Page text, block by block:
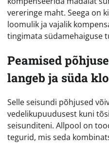
vereringe maht. Seega on
loomulik ja vajalik
tingimata südamehaiguse
Peamised
langeb ja süda
Selle seisundi põhjused
vedelikupuudusest kuni
seisunditeni. Allpool on
tegurid, mis seda